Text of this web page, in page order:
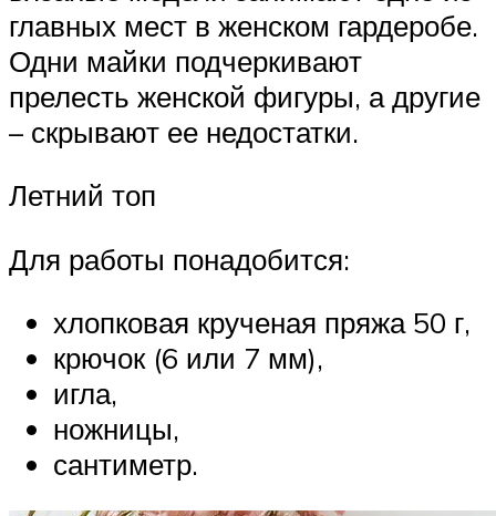
главных мест в женском гардеробе.
Одни майки подчеркивают
прелесть женской фигуры, а другие
– скрывают ее недостатки.
Летний топ
Для работы понадобится:
хлопковая крученая пряжа 50 г,
крючок (6 или 7 мм),
игла,
ножницы,
сантиметр.